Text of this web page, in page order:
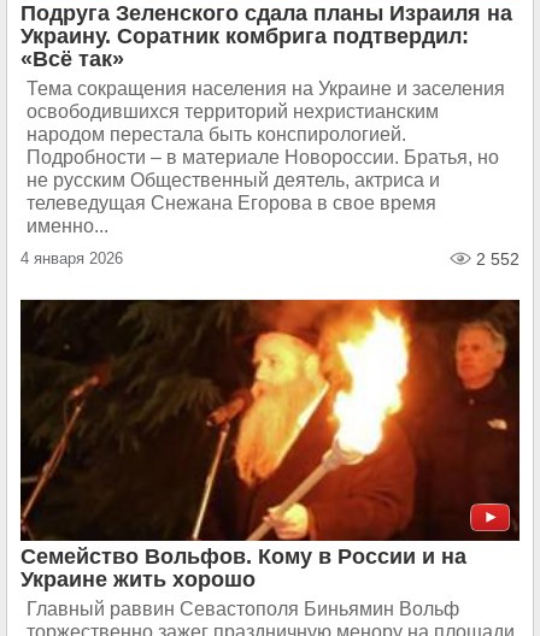
Подруга Зеленского сдала планы Израиля на
Украину. Соратник комбрига подтвердил:
«Всё так»
Тема сокращения населения на Украине и заселения
освободившихся территорий нехристианским
народом перестала быть конспирологией.
Подробности – в материале Новороссии. Братья, но
не русским Общественный деятель, актриса и
телеведущая Снежана Егорова в свое время
именно...
4 января 2026 2 552
Семейство Вольфов. Кому в России и на
Украине жить хорошо
Главный раввин Севастополя Биньямин Вольф